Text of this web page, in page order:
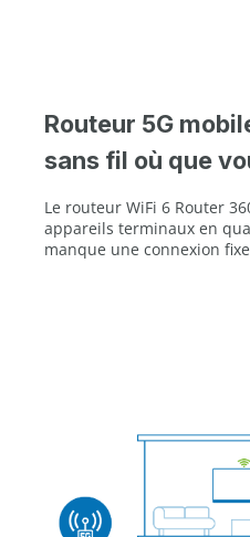
Routeur 5G
sans fil où que
Le routeur WiFi 6 Router
appareils terminaux en
manque une connexion